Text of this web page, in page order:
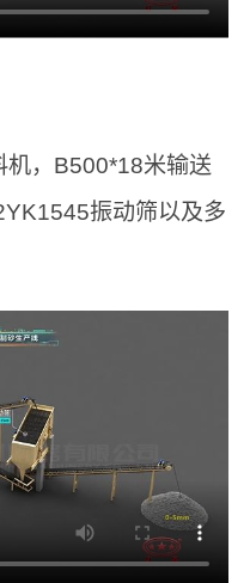
机，B500*18米输送
振动筛以及多